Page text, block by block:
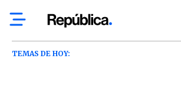
TEMAS DE HOY: